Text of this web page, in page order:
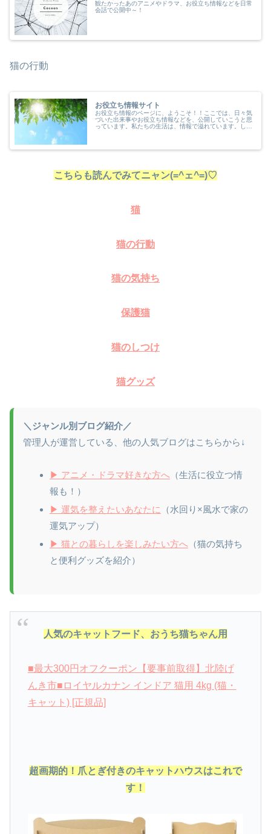
観たかったあのアニメやドラマ、お役立ち情報などを日常
会話で公開中～！
猫の行動
お役立ち情報サイト
お役立ち情報のページに、ようこそ！！ここでは、日々気
づいた出来事やお役立ち情報などを、公開していこうと思
っています。私たちの生活は、情報で溢れています。しか
こちらも読んでみてニャン(=^ェ^=)♡
猫
猫の行動
猫の気持ち
保護猫
猫のしつけ
猫グッズ
＼ジャンル別ブログ紹介／
管理人が運営している、他の人気ブログはこちらから↓
▶ アニメ・ドラマ好きな方へ （生活に役立つ情
報も！）
▶ 運気を整えたいあなたに
（水回り×風水で家の
運気アップ）
▶ 猫との暮らしを楽しみたい方へ （猫の気持ち
と便利グッズを紹介）
人気のキャットフード、おうち猫ちゃん用
■最大300円オフクーポン【要事前取得】北陸げ
んき市■ロイヤルカナン インドア 猫用 4kg (猫・
キャット) [正規品]
超画期的！爪とぎ付きのキャットハウスはこれで
す！